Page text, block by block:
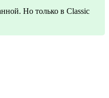
Но только в Classic